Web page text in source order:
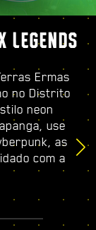
LEGENDS
Ermas
no Distrito
neon
use
as
com a